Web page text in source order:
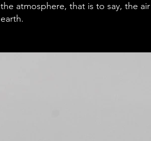
the atmosphere, that is to say, the
earth.